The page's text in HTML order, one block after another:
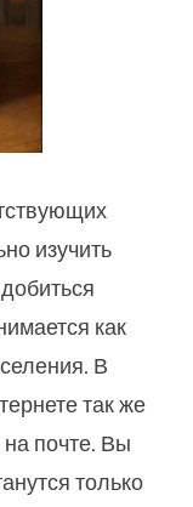
изучить
как
В
так же
почте. Вы
только